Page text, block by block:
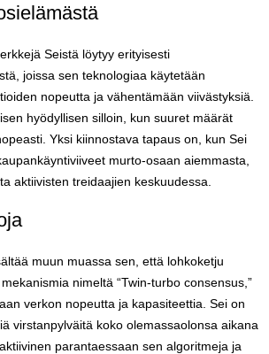
Seistä löytyy erityisesti
joissa sen teknologiaa käytetään
nopeutta ja vähentämään viivästyksiä.
hyödyllisen silloin, kun suuret määrät
Yksi kiinnostava tapaus on, kun Sei
murto-osaan aiemmasta,
aktiivisten treidaajien keskuudessa.
muun muassa sen, että lohkoketju
nimeltä “Twin-turbo consensus,”
verkon nopeutta ja kapasiteettia. Sei on
virstanpylväitä koko olemassaolonsa aikana
parantaessaan sen algoritmeja ja